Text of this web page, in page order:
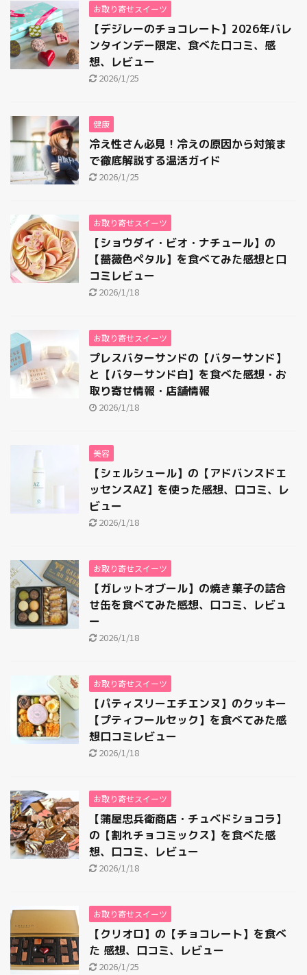
お取り寄せスイーツ
【デジレーのチョコレート】2026年バレ
ンタインデー限定、食べた口コミ、感
想、レビュー
2026/1/25
健康
冷え性さん必見！冷えの原因から対策ま
で徹底解説する温活ガイド
2026/1/25
お取り寄せスイーツ
【ショウダイ・ビオ・ナチュール】の
【薔薇色ペタル】を食べてみた感想と口
コミレビュー
2026/1/18
お取り寄せスイーツ
プレスバターサンドの【バターサンド】
と【バターサンド白】を食べた感想・お
取り寄せ情報・店舗情報
2026/1/18
美容
【シェルシュール】の【アドバンスドエ
ッセンスAZ】を使った感想、口コミ、レ
ビュー
2026/1/18
お取り寄せスイーツ
【ガレットオブール】の焼き菓子の詰合
せ缶を食べてみた感想、口コミ、レビュ
ー
2026/1/18
お取り寄せスイーツ
【パティスリーエチエンヌ】のクッキー
【プティフールセック】を食べてみた感
想口コミレビュー
2026/1/18
お取り寄せスイーツ
【蒲屋忠兵衛商店・チュベドショコラ】
の【割れチョコミックス】を食べた感
想、口コミ、レビュー
2026/1/18
お取り寄せスイーツ
【クリオロ】の【チョコレート】を食べ
た 感想、口コミ、レビュー
2026/1/25